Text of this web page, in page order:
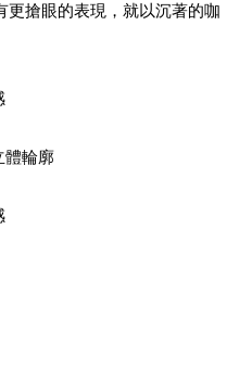
搶眼的表現，就以沉著的咖
體輪廓